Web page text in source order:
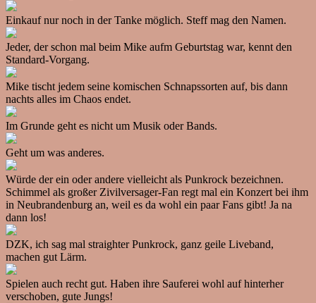
Einkauf nur noch in der Tanke möglich. Steff mag den Namen.
Jeder, der schon mal beim Mike aufm Geburtstag war, kennt den
Standard-Vorgang.
Mike tischt jedem seine komischen Schnapssorten auf, bis dann
nachts alles im Chaos endet.
Im Grunde geht es nicht um Musik oder Bands.
Geht um was anderes.
Würde der ein oder andere vielleicht als Punkrock bezeichnen.
Schimmel als großer Zivilversager-Fan regt mal ein Konzert bei ihm
in Neubrandenburg an, weil es da wohl ein paar Fans gibt! Ja na
dann los!
DZK, ich sag mal straighter Punkrock, ganz geile Liveband,
machen gut Lärm.
Spielen auch recht gut. Haben ihre Sauferei wohl auf hinterher
verschoben, gute Jungs!